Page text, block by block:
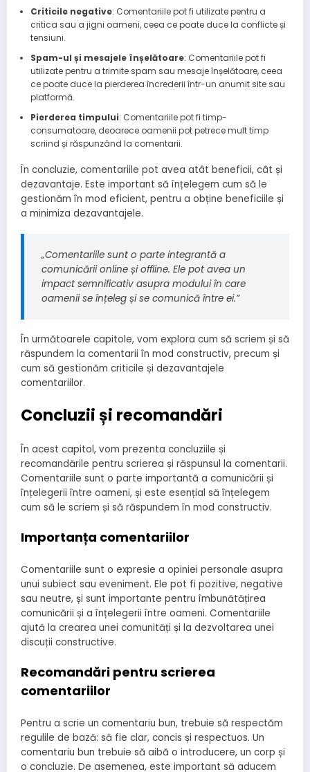
Criticile negative: Comentariile pot fi utilizate pentru a
critica sau a jigni oameni, ceea ce poate duce la conflicte și
tensiuni.
Spam-ul și mesajele înșelătoare: Comentariile pot fi
utilizate pentru a trimite spam sau mesaje înșelătoare, ceea
ce poate duce la pierderea încrederii într-un anumit site sau
platformă.
Pierderea timpului: Comentariile pot fi timp-
consumatoare, deoarece oamenii pot petrece mult timp
scriind și răspunzând la comentarii.
În concluzie, comentariile pot avea atât beneficii, cât și
dezavantaje. Este important să înțelegem cum să le
gestionăm în mod eficient, pentru a obține beneficiile și
a minimiza dezavantajele.
„Comentariile sunt o parte integrantă a
comunicării online și offline. Ele pot avea un
impact semnificativ asupra modului în care
oamenii se înțeleg și se comunică între ei.”
În următoarele capitole, vom explora cum să scriem și să
răspundem la comentarii în mod constructiv, precum și
cum să gestionăm criticile și dezavantajele
comentariilor.
Concluzii și recomandări
În acest capitol, vom prezenta concluziile și
recomandările pentru scrierea și răspunsul la comentarii.
Comentariile sunt o parte importantă a comunicării și
înțelegerii între oameni, și este esențial să înțelegem
cum să le scriem și să răspundem în mod constructiv.
Importanța comentariilor
Comentariile sunt o expresie a opiniei personale asupra
unui subiect sau eveniment. Ele pot fi pozitive, negative
sau neutre, și sunt importante pentru îmbunătățirea
comunicării și a înțelegerii între oameni. Comentariile
ajută la crearea unei comunități și la dezvoltarea unei
discuții constructive.
Recomandări pentru scrierea
comentariilor
Pentru a scrie un comentariu bun, trebuie să respectăm
regulile de bază: să fie clar, concis și respectuos. Un
comentariu bun trebuie să aibă o introducere, un corp și
o concluzie. De asemenea, este important să aducem